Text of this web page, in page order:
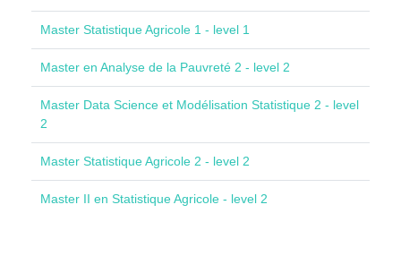
Master Statistique Agricole 1 - level 1
Master en Analyse de la Pauvreté 2 - level 2
Master Data Science et Modélisation Statistique 2 - level
2
Master Statistique Agricole 2 - level 2
Master II en Statistique Agricole - level 2